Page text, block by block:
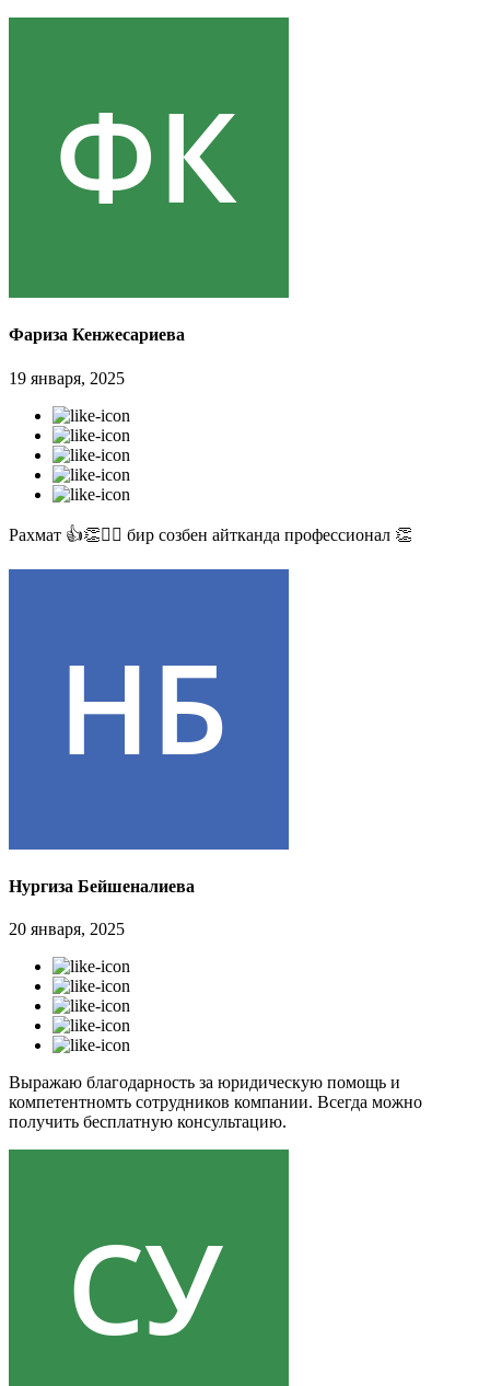
Фариза Кенжесариева
19 января, 2025
Рахмат 👍👏✊🏻 бир созбен айтканда профессионал 👏
Нургиза Бейшеналиева
20 января, 2025
Выражаю благодарность за юридическую помощь и
компетентномть сотрудников компании. Всегда можно
получить бесплатную консультацию.